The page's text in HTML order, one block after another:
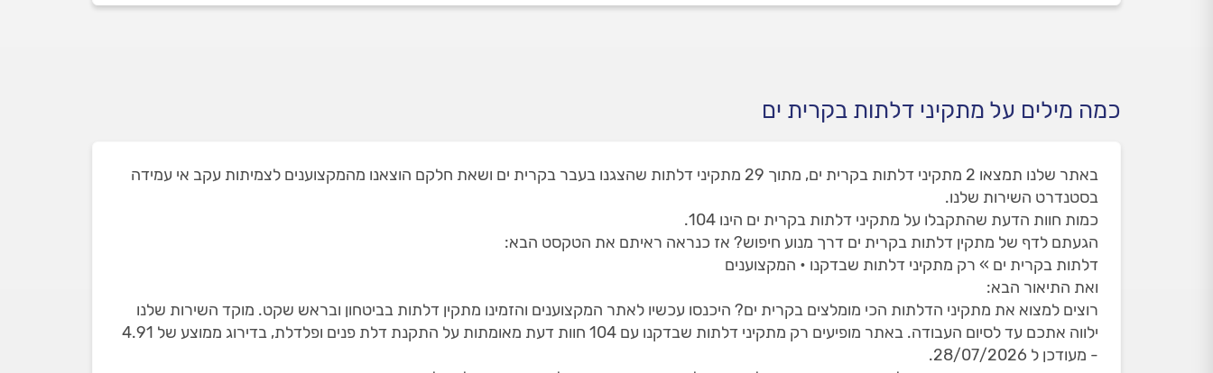
כמה מילים על מתקיני דלתות בקרית ים
באתר שלנו תמצאו 2 מתקיני דלתות בקרית ים, מתוך 29 מתקיני דלתות שהצגנו בעבר בקרית ים ושאת חלקם הוצאנו מהמקצוענים לצמיתות עקב אי עמידה
בסטנדרט השירות שלנו.
כמות חוות הדעת שהתקבלו על מתקיני דלתות בקרית ים הינו 104.
הגעתם לדף של מתקין דלתות בקרית ים דרך מנוע חיפוש? אז כנראה ראיתם את הטקסט הבא:
דלתות בקרית ים » רק מתקיני דלתות שבדקנו • המקצוענים
ואת התיאור הבא:
רוצים למצוא את מתקיני הדלתות הכי מומלצים בקרית ים? היכנסו עכשיו לאתר המקצוענים והזמינו מתקין דלתות בביטחון ובראש שקט. מוקד השירות שלנו
ילווה אתכם עד לסיום העבודה. באתר מופיעים רק מתקיני דלתות שבדקנו עם 104 חוות דעת מאומתות על התקנת דלת פנים ופלדלת, בדירוג ממוצע של 4.91
- מעודכן ל 28/07/2026.